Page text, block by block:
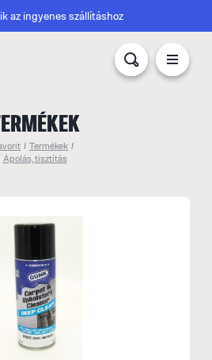
az ingyenes szállításhoz
/ Termékek /
Ápolás, tisztítás